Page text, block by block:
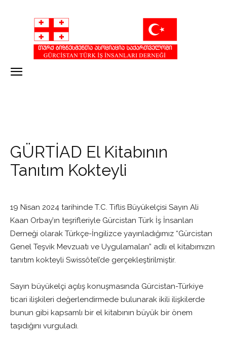
GÜRTİAD El Kitabının
Tanıtım Kokteyli
19 Nisan 2024 tarihinde T.C. Tiflis Büyükelçisi Sayın Ali
Kaan Orbay’ın teşrifleriyle Gürcistan Türk İş İnsanları
Derneği olarak Türkçe-İngilizce yayınladığımız “Gürcistan
Genel Teşvik Mevzuatı ve Uygulamaları” adlı el kitabımızın
tanıtım kokteyli Swissôtel’de gerçekleştirilmiştir.
Sayın büyükelçi açılış konuşmasında Gürcistan-Türkiye
ticari ilişkileri değerlendirmede bulunarak ikili ilişkilerde
bunun gibi kapsamlı bir el kitabının büyük bir önem
taşıdığını vurguladı.